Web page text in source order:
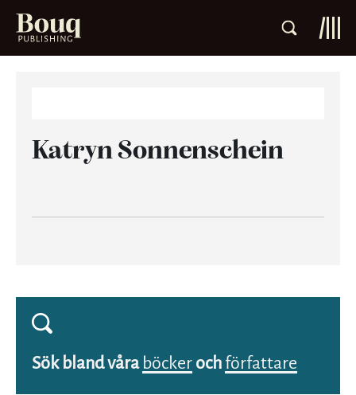
Katryn Sonnenschein
Sök bland våra böcker och författare